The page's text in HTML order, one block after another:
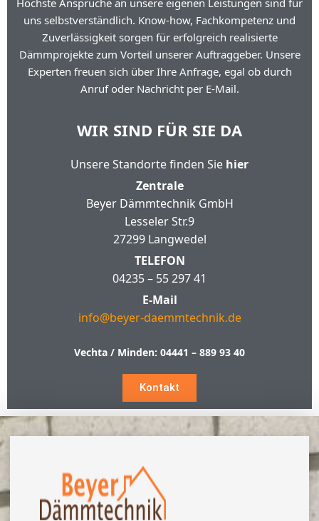
Höchste Ansprüche an unsere eigenen Leistungen sind für
uns selbstverständlich. Know-how, Fachkompetenz und
Zuverlässigkeit sorgen für erfolgreich realisierte
Dämmprojekte zum Vorteil unserer Auftraggeber. Unsere
Experten freuen sich über Ihre Anfrage, egal ob durch
Anruf oder Nachricht per E-Mail.
WIR SIND FÜR SIE DA
Unsere Standorte finden Sie hier
Zentrale
Beyer Dämmtechnik GmbH
Lesseler Str.9
27299 Langwedel
TELEFON
04235 – 55 297 41
E-Mail
info@beyer-daemmtechnik.de
Vechta / Minden: 04441 – 889 93 40
Kontakt